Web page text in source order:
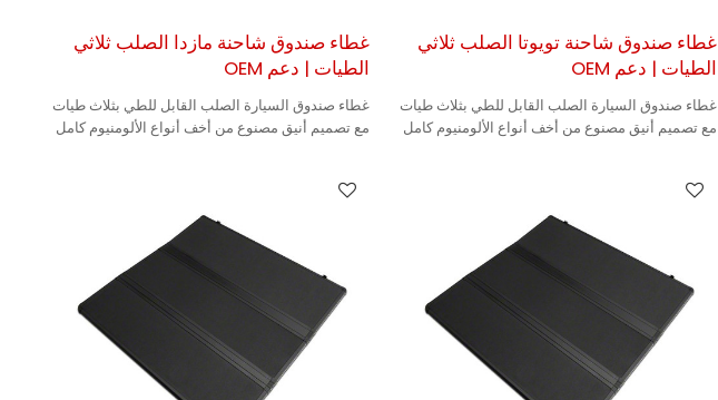
غطاء صندوق شاحنة تويوتا الصلب ثلاثي
الطيات | دعم OEM
غطاء صندوق السيارة الصلب القابل للطي بثلاث طيات
مع تصميم أنيق مصنوع من أخف أنواع الألومنيوم كامل
غطاء صندوق شاحنة مازدا الصلب ثلاثي
الطيات | دعم OEM
غطاء صندوق السيارة الصلب القابل للطي بثلاث طيات
مع تصميم أنيق مصنوع من أخف أنواع الألومنيوم كامل